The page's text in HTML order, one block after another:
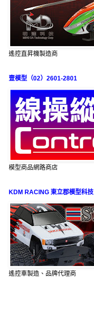
遙控直昇機製造商
壹模型（02）2601-2801
模型商品網路商店
KDM RACING 東立郡模型科技
遙控車製造、品牌代理商